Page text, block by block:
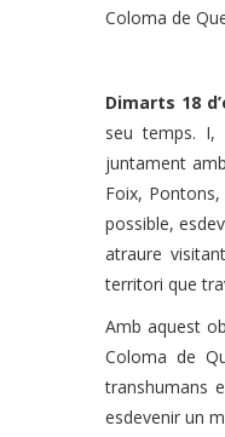
Coloma de
Dimarts 18
seu temps. I,
juntament
Foix,
possible,
atraure
territori que
Amb aquest
Coloma de
transhumans
esdevenir un